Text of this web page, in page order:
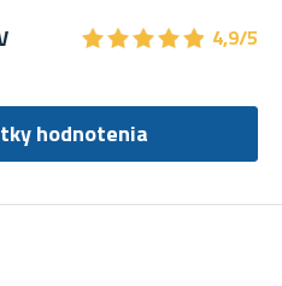
★★★★★
★★★★★ 4,9/5
hodnotenia